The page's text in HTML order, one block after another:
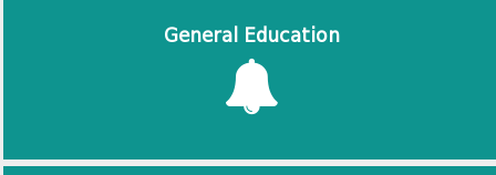
General Education